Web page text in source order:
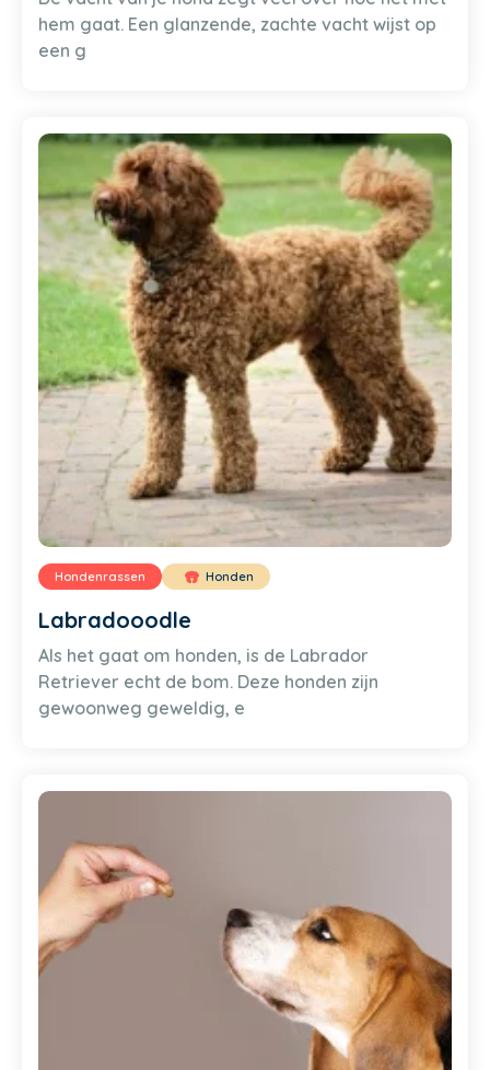
hem gaat. Een glanzende, zachte vacht wijst op
een g
Hondenrassen Honden
Labradooodle
Als het gaat om honden, is de Labrador
Retriever echt de bom. Deze honden zijn
gewoonweg geweldig, e